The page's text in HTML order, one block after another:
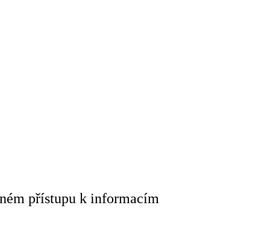
přístupu k informacím